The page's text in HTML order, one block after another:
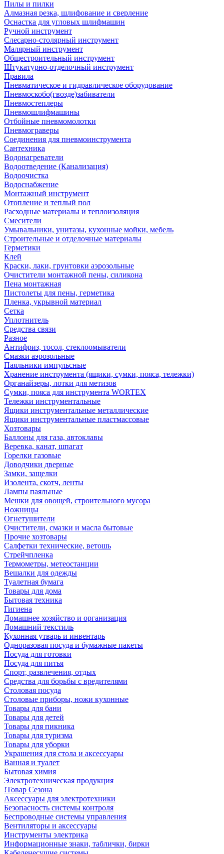
Пилы и пилки
Алмазная резка, шлифование и сверление
Оснастка для угловых шлифмашин
Ручной инструмент
Слесарно-столярный инструмент
Малярный инструмент
Общестроительный инструмент
Штукатурно-отделочный инструмент
Правила
Пневматическое и гидравлическое оборудование
Пневмоскобо(гвозде)забиватели
Пневмостеплеры
Пневмошлифмашины
Отбойные пневмомолотки
Пневмограверы
Соединения для пневмоинструмента
Сантехника
Водонагреватели
Водоотведение (Канализация)
Водоочистка
Водоснабжение
Монтажный инструмент
Отопление и теплый пол
Расходные материалы и теплоизоляция
Смесители
Умывальники, унитазы, кухонные мойки, мебель
Строительные и отделочные материалы
Герметики
Клей
Краски, лаки, грунтовки аэрозольные
Очистители монтажной пены, силикона
Пена монтажная
Пистолеты для пены, герметика
Пленка, укрывной материал
Сетка
Уплотнитель
Средства связи
Разное
Антифриз, тосол, стеклоомыватели
Смазки аэрозольные
Паяльники импульсные
Хранение инструмента (ящики, сумки, пояса, тележки)
Органайзеры, лотки для метизов
Сумки, пояса для инструмента WORTEX
Тележки инструментальные
Ящики инструментальные металлические
Ящики инструментальные пластмассовые
Хозтовары
Баллоны для газа, автоклавы
Веревка, канат, шпагат
Горелки газовые
Доводчики дверные
Замки, защелки
Изолента, скотч, ленты
Лампы паяльные
Мешки для овощей, строительного мусора
Ножницы
Огнетушители
Очистители, смазки и масла бытовые
Прочие хозтовары
Салфетки технические, ветошь
Стрейчпленка
Термометры, метеостанции
Вешалки для одежды
Туалетная бумага
Товары для дома
Бытовая техника
Гигиена
Домашнее хозяйство и организация
Домашний текстиль
Кухонная утварь и инвентарь
Одноразовая посуда и бумажные пакеты
Посуда для готовки
Посуда для питья
Спорт, развлечения, отдых
Средства для борьбы с вредителями
Столовая посуда
Столовые приборы, ножи кухонные
Товары для бани
Товары для детей
Товары для пикника
Товары для туризма
Товары для уборки
Украшения для стола и аксессуары
Ванная и туалет
Бытовая химия
Электротехническая продукция
!Товар Сезона
Аксессуары для электротехники
Безопасность системы контроля
Беспроводные системы управления
Вентиляторы и аксессуары
Инструменты электрика
Информационные знаки, таблички, бирки